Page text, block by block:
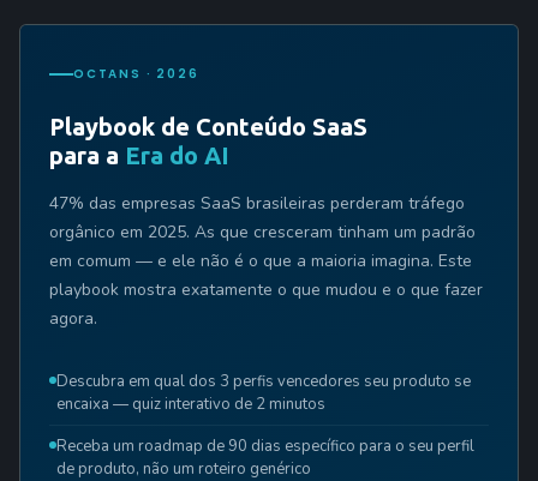
OCTANS · 2026
Playbook de Conteúdo SaaS
para a Era do AI
47% das empresas SaaS brasileiras perderam tráfego
orgânico em 2025. As que cresceram tinham um padrão
em comum — e ele não é o que a maioria imagina. Este
playbook mostra exatamente o que mudou e o que fazer
agora.
Descubra em qual dos 3 perfis vencedores seu produto se
encaixa — quiz interativo de 2 minutos
Receba um roadmap de 90 dias específico para o seu perfil
de produto, não um roteiro genérico